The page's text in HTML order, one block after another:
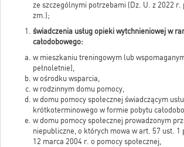
ze szczególnymi potrzebami (Dz. U. z 2022 r.
zm.);
świadczenia usług opieki wytchnieniowej w
całodobowego:
w mieszkaniu treningowym lub
pełnoletnie),
w ośrodku wsparcia,
w rodzinnym domu pomocy,
w domu pomocy społecznej świadczącym
krótkoterminowego w formie pobytu
w domu pomocy społecznej prowadzonym
niepubliczne, o których mowa w art. 57 ust. 1
12 marca 2004 r. o pomocy społecznej,